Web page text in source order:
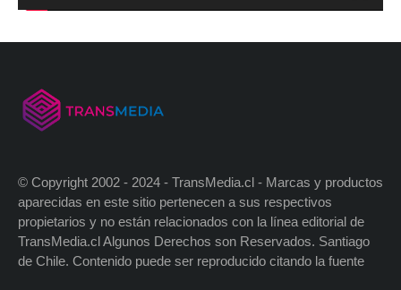
© Copyright 2002 - 2024 - TransMedia.cl - Marcas y productos
aparecidas en este sitio pertenecen a sus respectivos
propietarios y no están relacionados con la línea editorial de
TransMedia.cl Algunos Derechos son Reservados. Santiago
de Chile. Contenido puede ser reproducido citando la fuente